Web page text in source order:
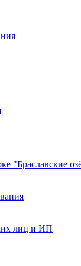
"Браславские
лиц и ИП